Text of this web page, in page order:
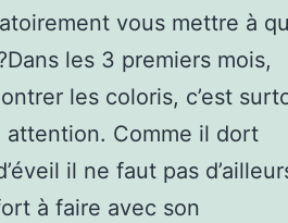
vous mettre à
les 3 premiers mois,
les coloris, c’est
Comme il dort
il ne faut pas
à faire avec son